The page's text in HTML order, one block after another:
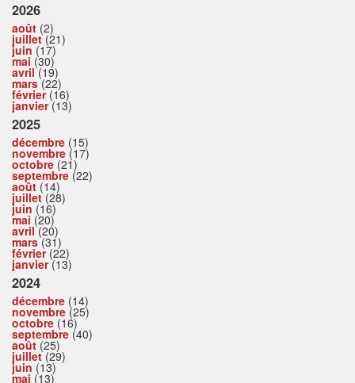
2026
août (2)
juillet(21)
juin (17)
mai (30)
avril(19)
mars(22)
février(16)
janvier(13)
2025
décembre (15)
novembre (17)
octobre (21)
septembre (22)
août (14)
juillet(28)
juin (16)
mai (20)
avril(20)
mars(31)
février(22)
janvier(13)
2024
décembre (14)
novembre (25)
octobre (16)
septembre (40)
août (25)
juillet(29)
juin (13)
mai (13)